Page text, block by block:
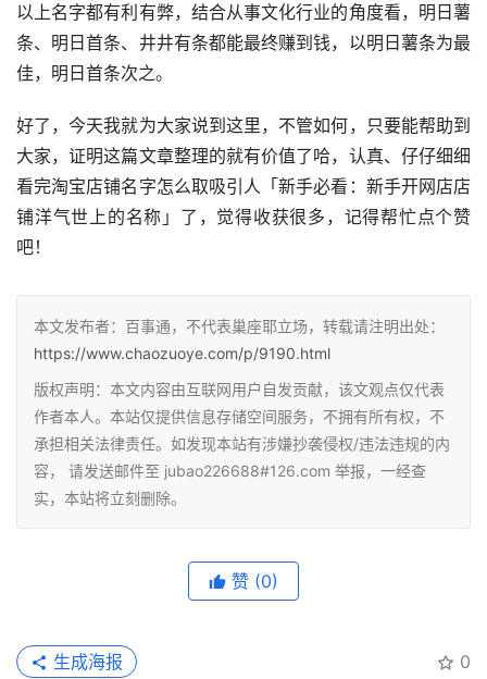
以上名字都有利有弊，结合从事文化行业的角度看，明日薯
条、明日首条、井井有条都能最终赚到钱，以明日薯条为最
佳，明日首条次之。
好了，今天我就为大家说到这里，不管如何，只要能帮助到
大家，证明这篇文章整理的就有价值了哈，认真、仔仔细细
看完淘宝店铺名字怎么取吸引人「新手必看：新手开网店店
铺洋气世上的名称」了，觉得收获很多，记得帮忙点个赞
吧！
本文发布者：百事通，不代表巢座耶立场，转载请注明出处：
https://www.chaozuoye.com/p/9190.html
版权声明：本文内容由互联网用户自发贡献，该文观点仅代表
作者本人。本站仅提供信息存储空间服务，不拥有所有权，不
承担相关法律责任。如发现本站有涉嫌抄袭侵权/违法违规的内
容， 请发送邮件至 jubao226688#126.com 举报，一经查
实，本站将立刻删除。
赞 (0)
0
生成海报